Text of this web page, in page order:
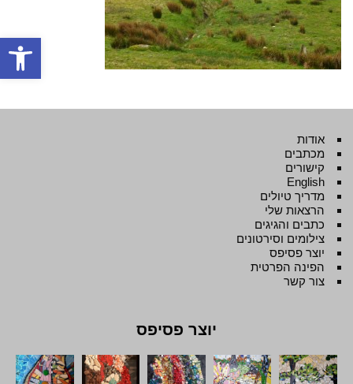
פתח
אודות
מכתבים
קישורים
English
מדריך טיולים
הרצאות שלי
כתבים והגיגים
צילומים וסירטונים
יוצר פסיפס
הפינה הפרטית
צור קשר
יוצר פסיפס